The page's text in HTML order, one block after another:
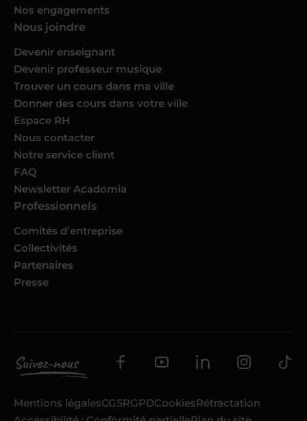
Nos engagements
Nous joindre
Devenir enseignant
Devenir professeur musique
Trouver un cours dans ma ville
Donner des cours dans votre ville
Espace RH
Nous contacter
Notre service client
FAQ
Newsletter Acadomia
Professionnels
Comités d’entreprise
Collectivités
Partenaires
Presse
Mentions légalesCGSRGPDCookiesRétractation